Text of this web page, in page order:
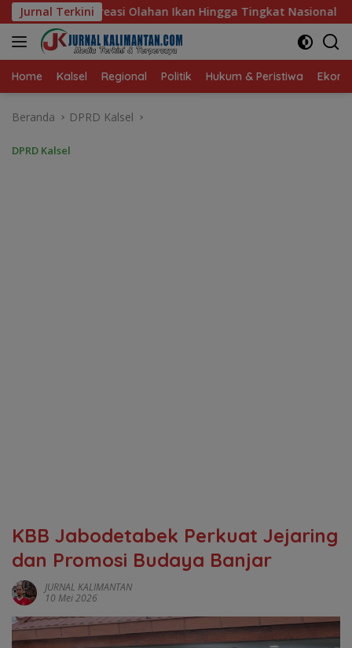
Langsung
ke
konten
Jurnal Terkini
Hingga Tingkat Nasional Pada Lomba Masak Serba Ikan
Home Kalsel Regional Politik Hukum & Peristiwa
Beranda DPRD Kalsel
DPRD Kalsel
‎KBB Jabodetabek Perkuat Jejaring
dan Promosi Budaya Banjar
JURNAL KALIMANTAN
10 Mei 2026